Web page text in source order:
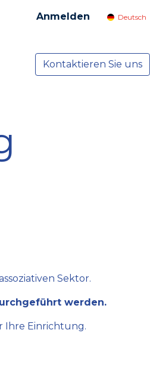
Anmelden Deutsch
NEWS
Kontaktieren Sie uns
Sektor.
werden.
Ihre Einrichtung.